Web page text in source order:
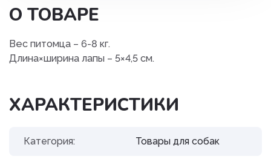
О ТОВАРЕ
Вес питомца – 6-8 кг.
Длина×ширина лапы – 5×4,5 см.
ХАРАКТЕРИСТИКИ
Категория: Товары для собак